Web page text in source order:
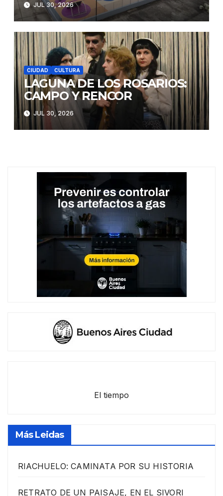
JUL 30, 2026
CIUDAD CULTURA
LAGUNA DE LOS ROSARIOS:
CAMPO Y RENCOR
JUL 30, 2026
El tiempo
Más Leidas
RIACHUELO: CAMINATA POR SU HISTORIA
RETRATO DE UN PAISAJE, EN EL SIVORI